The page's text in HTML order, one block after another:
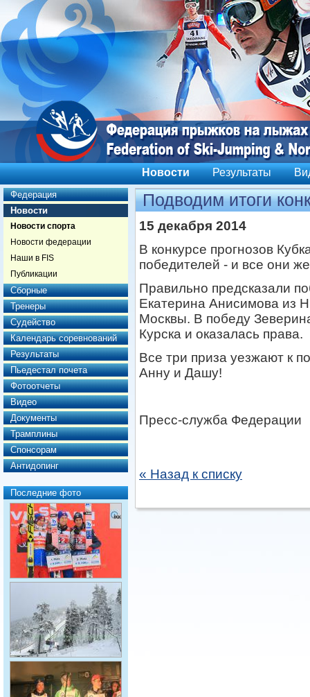
Новости Результаты
Федерация
Новости
Новости спорта
Новости федерации
Наши в FIS
Публикации
Сборные
Тренеры
Судейство
Календарь соревнований
Результаты
Пьедестал почета
Фотоотчеты
Видео
Документы
Трамплины
Спонсорам
Антидопинг
Последние фото
Подводим итоги
15 декабря 2014
В конкурсе прогнозов
победителей - и все они
Правильно предсказали
Екатерина Анисимова из
Москвы. В победу
Курска и оказалась права.
Все три приза уезжают к
Анну и Дашу!
Пресс-служба Федерации
« Назад к списку